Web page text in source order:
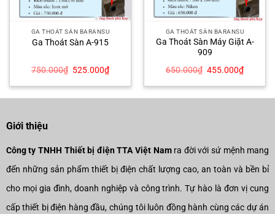
GA THOÁT SÀN BARANSU
Ga Thoát Sàn A-915
750.000₫ Giá
là:
525.000₫Giá
hiện
tại
525.000₫.
GA THOÁT SÀN BARANSU
Ga Thoát Sàn Máy Giặt A-
909
650.000₫ Giá
là:
455.000₫Giá
hiện
tại
Giới thiệu
Công ty TNHH Thiết bị điện TTA Việt Namra đời với sứ mệnh mang
đến những sản phẩm thiết bị điện chất lượng cao, an toàn và bền bỉ
cho mọi gia đình, doanh nghiệp và công trình. Tự hào là đơn vị cung
cấp thiết bị điện hàng đầu, chúng tôi luôn đồng hành cùng các dự án